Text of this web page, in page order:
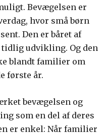
Bevægelsen er
hvor små børn
Den er båret af
udvikling. Og den
blandt familier om
første år.
bevægelsen og
som en del af deres
er enkel: Når familier